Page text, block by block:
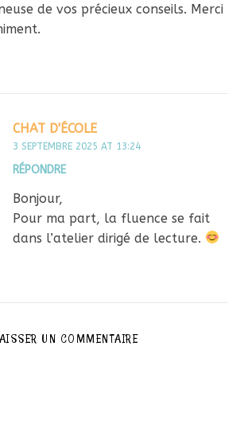
de vos précieux conseils. Merci
CHAT D'ÉCOLE
3 SEPTEMBRE 2025 AT 13:24
RÉPONDRE
Bonjour,
Pour ma part, la fluence se fait
dans l’atelier dirigé de lecture.
UN COMMENTAIRE